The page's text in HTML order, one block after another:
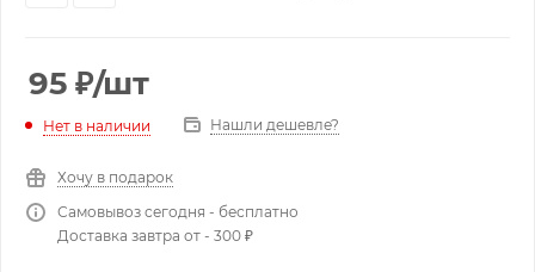
95 ₽/шт
Нет в наличии Нашли дешевле?
Хочу в подарок
Самовывоз сегодня - бесплатно
Доставка завтра от - 300 ₽